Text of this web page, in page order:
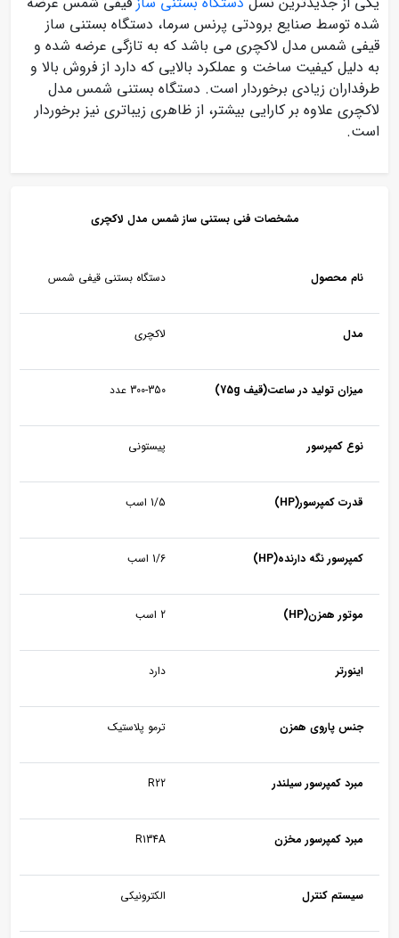
شده توسط صنایع برودتی پرنس سرما، دستگاه بستنی ساز
قیفی شمس مدل لاکچری می باشد که به تازگی عرضه شده و
به دلیل کیفیت ساخت و عملکرد بالایی که دارد از فروش بالا و
طرفداران زیادی برخوردار است. دستگاه بستنی شمس مدل
لاکچری علاوه بر کارایی بیشتر، از ظاهری زیباتری نیز برخوردار
است.
مشخصات فنی بستنی ساز شمس مدل لاکچری
نام محصول دستگاه بستنی قیفی شمس
مدل لاکچری
میزان تولید در ساعت(قیف 75g) 300-350 عدد
نوع کمپرسور پیستونی
قدرت کمپرسور(HP) 1/5 اسب
کمپرسور نگه دارنده(HP) 1/6 اسب
موتور همزن(HP) 2 اسب
اینورتر دارد
جنس پاروی همزن ترمو پلاستیک
مبرد کمپرسور سیلندر R22
مبرد کمپرسور مخزن R134A
سیستم کنترل الکترونیکی